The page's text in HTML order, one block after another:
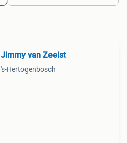
Jimmy van Zeelst
's-Hertogenbosch